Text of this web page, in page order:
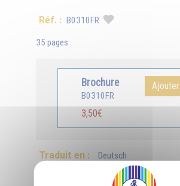
Réf. : B0310FR
35 pages
Brochure
B0310FR
3,50€
Ajouter
Traduit en : Deutsch